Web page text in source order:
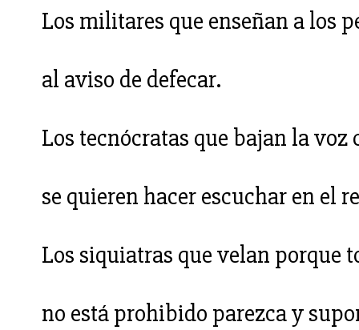
Los militares que enseñan a los
al aviso de defecar.
Los tecnócratas que bajan la voz
se quieren hacer escuchar en el
Los siquiatras que velan porque
no está prohibido parezca y